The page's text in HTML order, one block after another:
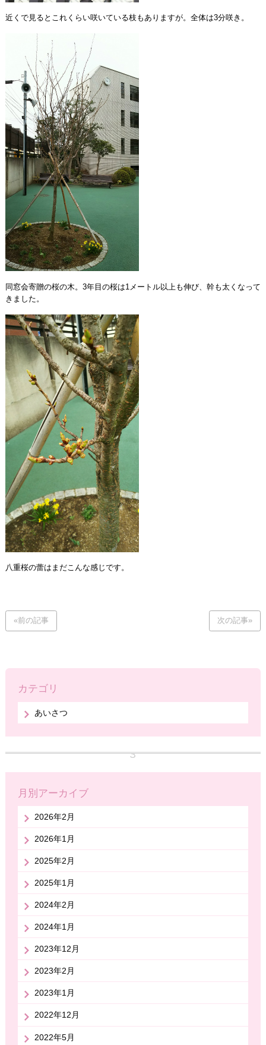
近くで見るとこれくらい咲いている枝もありますが。全体は3分咲き。
同窓会寄贈の桜の木。3年目の桜は1メートル以上も伸び、幹も太くなって
きました。
八重桜の蕾はまだこんな感じです。
«前の記事 次の記事»
カテゴリ
あいさつ
月別アーカイブ
2026年2月
2026年1月
2025年2月
2025年1月
2024年2月
2024年1月
2023年12月
2023年2月
2023年1月
2022年12月
2022年5月